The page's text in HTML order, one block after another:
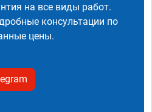
на все виды работ.
консультации по
цены.